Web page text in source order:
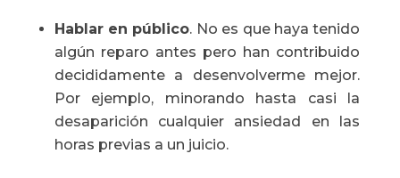
Hablar en público. No es que haya tenido
algún reparo antes pero han contribuido
decididamente a desenvolverme mejor.
Por ejemplo, minorando hasta casi la
desaparición cualquier ansiedad en las
horas previas a un juicio.